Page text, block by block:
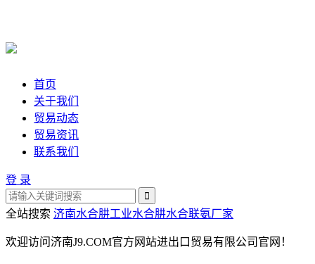
首页
关于我们
贸易动态
贸易资讯
联系我们
登 录
全站搜索 济南水合肼工业水合肼水合联氨厂家
欢迎访问济南J9.COM官方网站进出口贸易有限公司官网！